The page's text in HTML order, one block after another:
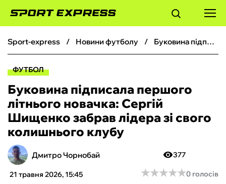
ФУТБОЛ
БОКС
ХОКЕЙ
ТЕНІС
sport-express новини футболу Буковина підписала першого літнього новачка: Сергій Шищенко забрав лідера зі свого колишнього клубу
ФУТБОЛ
Буковина підписала першого
літнього новачка: Сергій
Шищенко забрав лідера зі свого
колишнього клубу
Дмитро Чорнобай
21 травня 2026, 15:45
377
★★★★★
★★★★★0 голосів